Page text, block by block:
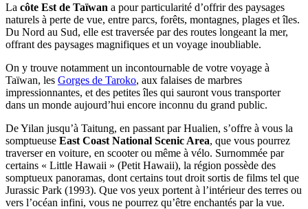
La côte Est de Taïwan a pour particularité d’offrir des paysages
naturels à perte de vue, entre parcs, forêts, montagnes, plages et îles.
Du Nord au Sud, elle est traversée par des routes longeant la mer,
offrant des paysages magnifiques et un voyage inoubliable.
On y trouve notamment un incontournable de votre voyage à
Taïwan, les Gorges de Taroko, aux falaises de marbres
impressionnantes, et des petites îles qui sauront vous transporter
dans un monde aujourd’hui encore inconnu du grand public.
De Yilan jusqu’à Taitung, en passant par Hualien, s’offre à vous la
somptueuse East Coast National Scenic Area, que vous pourrez
traverser en voiture, en scooter ou même à vélo. Surnommée par
certains « Little Hawaii » (Petit Hawaii), la région possède des
somptueux panoramas, dont certains tout droit sortis de films tel que
Jurassic Park (1993). Que vos yeux portent à l’intérieur des terres ou
vers l’océan infini, vous ne pourrez qu’être enchantés par la vue.